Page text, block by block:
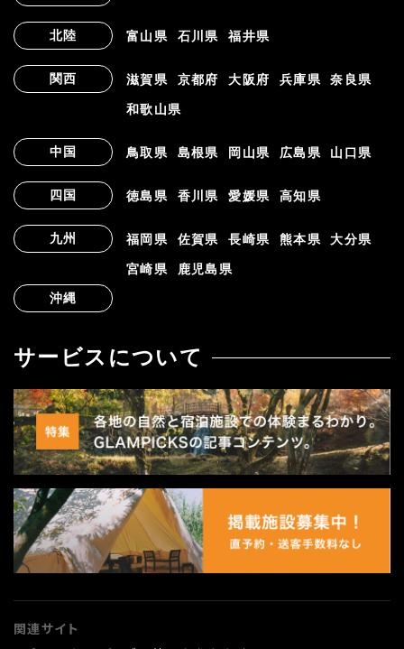
北陸 富山県 石川県 福井県
関西 滋賀県 京都府 大阪府 兵庫県 奈良県
和歌山県
中国 鳥取県 島根県 岡山県 広島県 山口県
四国 徳島県 香川県 愛媛県 高知県
九州 福岡県 佐賀県 長崎県 熊本県 大分県
宮崎県
鹿児島県
沖縄
サービスについて
関連サイト